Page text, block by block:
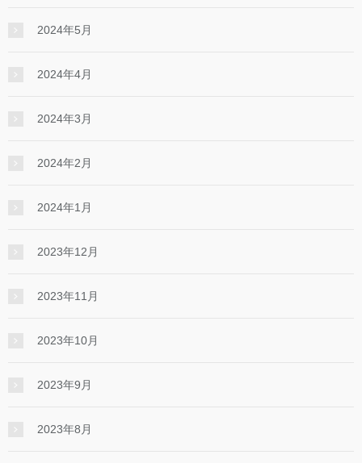
2024年5月
2024年4月
2024年3月
2024年2月
2024年1月
2023年12月
2023年11月
2023年10月
2023年9月
2023年8月